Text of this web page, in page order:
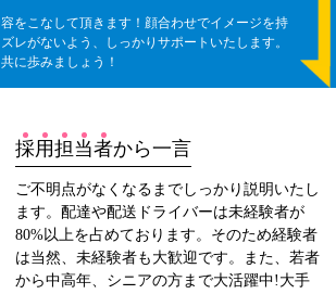
をこなして頂きます！顔合わせでイメージを持
レがないよう、しっかりサポートいたします。
に歩みましょう！
採用担当者から一言
ご不明点がなくなるまでしっかり説明いたし
ます。配達や配送ドライバーは未経験者が
80%以上を占めております。そのため経験者
は当然、未経験者も大歓迎です。また、若者
から中高年、シニアの方まで大活躍中!大手